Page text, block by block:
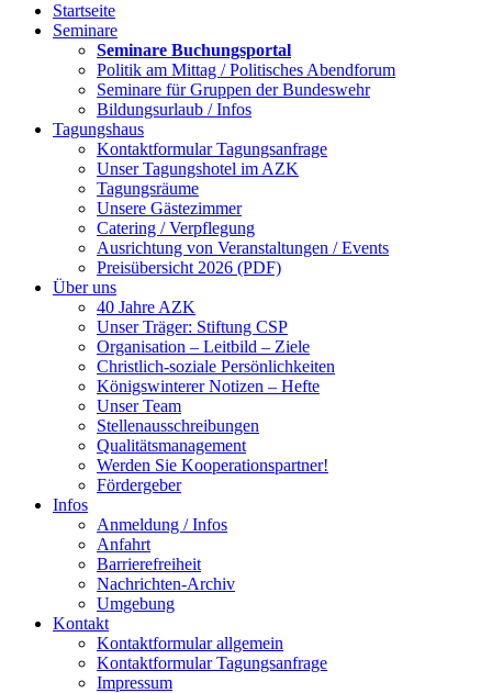
Startseite
Seminare
Seminare Buchungsportal
Politik am Mittag / Politisches Abendforum
Seminare für Gruppen der Bundeswehr
Bildungsurlaub / Infos
Tagungshaus
Kontaktformular Tagungsanfrage
Unser Tagungshotel im AZK
Tagungsräume
Unsere Gästezimmer
Catering / Verpflegung
Ausrichtung von Veranstaltungen / Events
Preisübersicht 2026 (PDF)
Über uns
40 Jahre AZK
Unser Träger: Stiftung CSP
Organisation – Leitbild – Ziele
Christlich-soziale Persönlichkeiten
Königswinterer Notizen – Hefte
Unser Team
Stellenausschreibungen
Qualitätsmanagement
Werden Sie Kooperationspartner!
Fördergeber
Infos
Anmeldung / Infos
Anfahrt
Barrierefreiheit
Nachrichten-Archiv
Umgebung
Kontakt
Kontaktformular allgemein
Kontaktformular Tagungsanfrage
Impressum